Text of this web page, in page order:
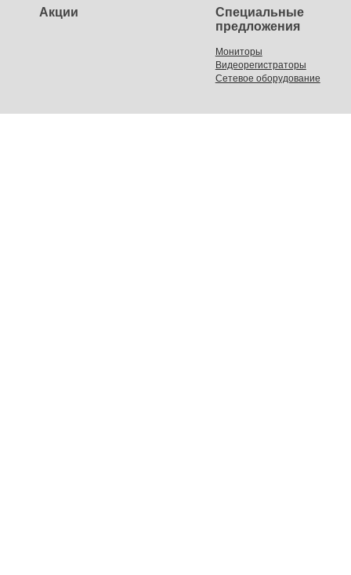
Акции
Специальные
предложения
Мониторы
Видеорегистраторы
Сетевое оборудование